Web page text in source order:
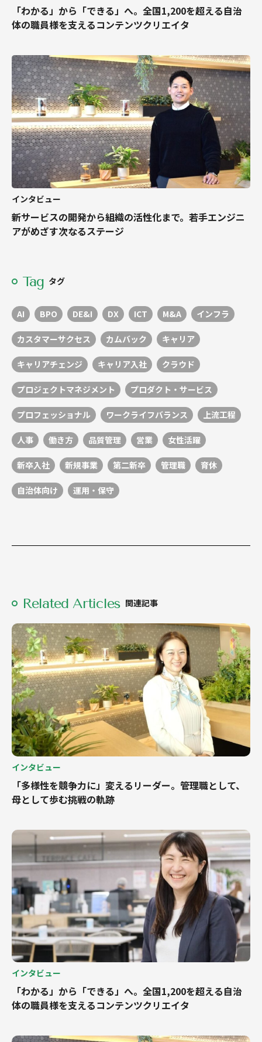
「わかる」から「できる」へ。全国1,200を超える自治
体の職員様を支えるコンテンツクリエイタ
インタビュー
新サービスの開発から組織の活性化まで。若手エンジニ
アがめざす次なるステージ
Tag タグ
AI BPO DE&I DX ICT M&A インフラ
カスタマーサクセス カムバック キャリア
キャリアチェンジ キャリア入社 クラウド
プロジェクトマネジメント プロダクト・サービス
プロフェッショナル ワークライフバランス 上流工程
人事 働き方 品質管理 営業 女性活躍
新卒入社 新規事業 第二新卒 管理職 育休
自治体向け 運用・保守
Related Articles 関連記事
インタビュー
「多様性を競争力に」変えるリーダー。管理職として、
母として歩む挑戦の軌跡
インタビュー
「わかる」から「できる」へ。全国1,200を超える自治
体の職員様を支えるコンテンツクリエイタ